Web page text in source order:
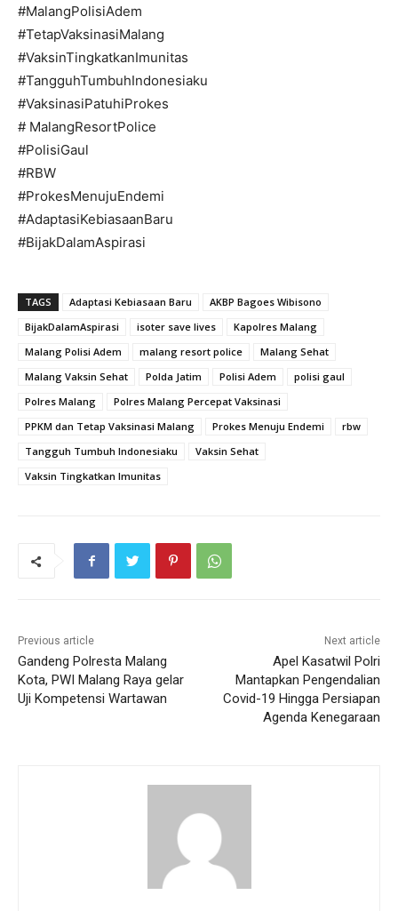
#MalangPolisiAdem
#TetapVaksinasiMalang
#VaksinTingkatkanImunitas
#TangguhTumbuhIndonesiaku
#VaksinasiPatuhiProkes
# MalangResortPolice
#PolisiGaul
#RBW
#ProkesMenujuEndemi
#AdaptasiKebiasaanBaru
#BijakDalamAspirasi
TAGS Adaptasi Kebiasaan Baru
AKBP Bagoes Wibisono
BijakDalamAspirasi
isoter save lives
Kapolres Malang
Malang Polisi Adem
malang resort police
Malang Sehat
Malang Vaksin Sehat
Polda Jatim Polisi Adem
polisi gaul
Polres Malang
Polres Malang Percepat Vaksinasi
PPKM dan Tetap Vaksinasi Malang
Prokes Menuju Endemi
rbw
Tangguh Tumbuh Indonesiaku
Vaksin Sehat
Vaksin Tingkatkan Imunitas
Previous article
Gandeng Polresta Malang
Kota, PWI Malang Raya gelar
Uji Kompetensi Wartawan
Next article
Apel Kasatwil Polri
Mantapkan Pengendalian
Covid-19 Hingga Persiapan
Agenda Kenegaraan